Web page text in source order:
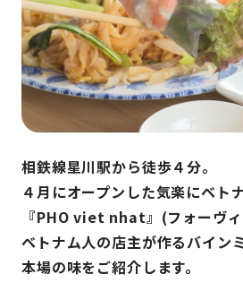
相鉄線星川駅から徒歩４分。
４月にオープンした気楽にベト
『PHO viet nhat』(フォーヴィ
ベトナム人の店主が作るバイン
本場の味をご紹介します。